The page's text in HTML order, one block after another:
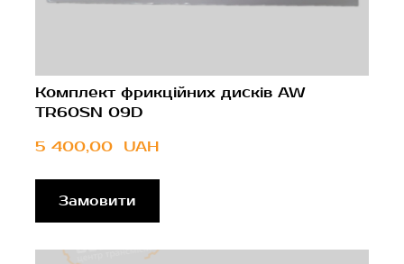
Комплект фрикційних дисків AW
TR60SN 09D
5 400,00  UAH
Замовити